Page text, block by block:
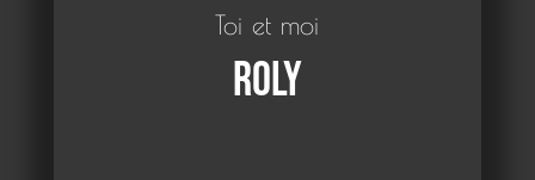
Toi et moi
Roly